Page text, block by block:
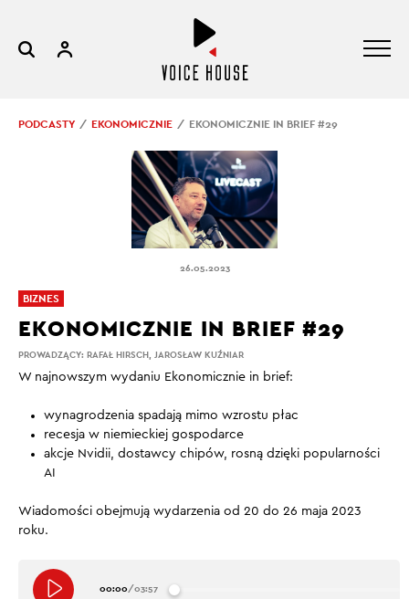
PODCASTY EKONOMICZNIE EKONOMICZNIE IN BRIEF #29
26.05.2023
PROWADZĄCY: RAFAŁ HIRSCH, JAROSŁAW KUŹNIAR
EKONOMICZNIE IN BRIEF #29
W najnowszym wydaniu Ekonomicznie in brief:
wynagrodzenia spadają mimo wzrostu płac
recesja w niemieckiej gospodarce
akcje Nvidii, dostawcy chipów, rosną dzięki popularności
AI
Wiadomości obejmują wydarzenia od 20 do 26 maja 2023
roku.
00:00/03:57
BIZNES